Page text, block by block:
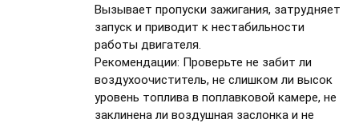
Вызывает пропуски зажигания, затрудняет
запуск и приводит к нестабильности
работы двигателя.
Рекомендации: Проверьте не забит ли
воздухоочиститель, не слишком ли высок
уровень топлива в поплавковой камере, не
заклинена ли воздушная заслонка и не